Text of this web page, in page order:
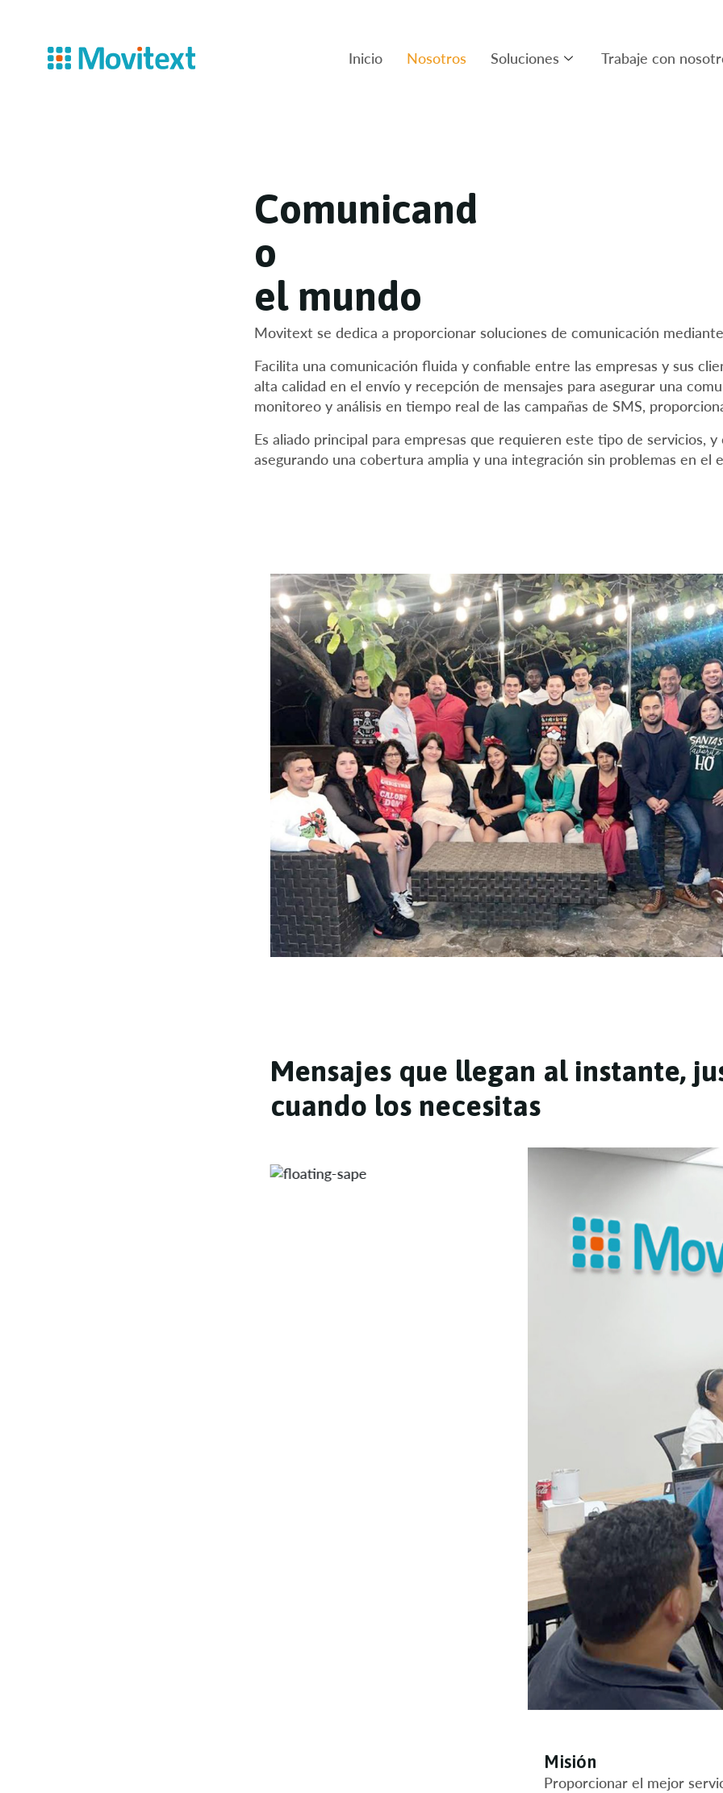
Inicio Nosotros Soluciones Trabaje con
Comunicand
o
el mundo
Movitext se dedica a proporcionar soluciones de comunicación
Facilita una comunicación fluida y confiable entre las empresas y sus
alta calidad en el envío y recepción de mensajes para asegurar una
monitoreo y análisis en tiempo real de las campañas de SMS,
Es aliado principal para empresas que requieren este tipo de servicios,
asegurando una cobertura amplia y una integración sin problemas en el
Mensajes que llegan al instante, ju
cuando los necesitas
Misión
Proporcionar el mejor